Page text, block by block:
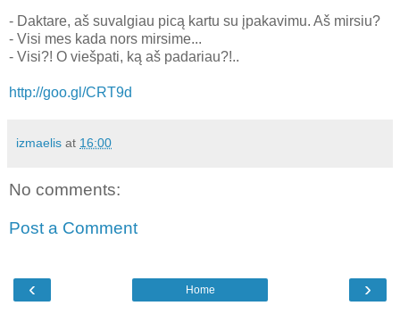
- Daktare, aš suvalgiau picą kartu su įpakavimu. Aš mirsiu?
- Visi mes kada nors mirsime...
- Visi?! O viešpati, ką aš padariau?!..
http://goo.gl/CRT9d
izmaelis at 16:00
No comments:
Post a Comment
‹ ›
Home